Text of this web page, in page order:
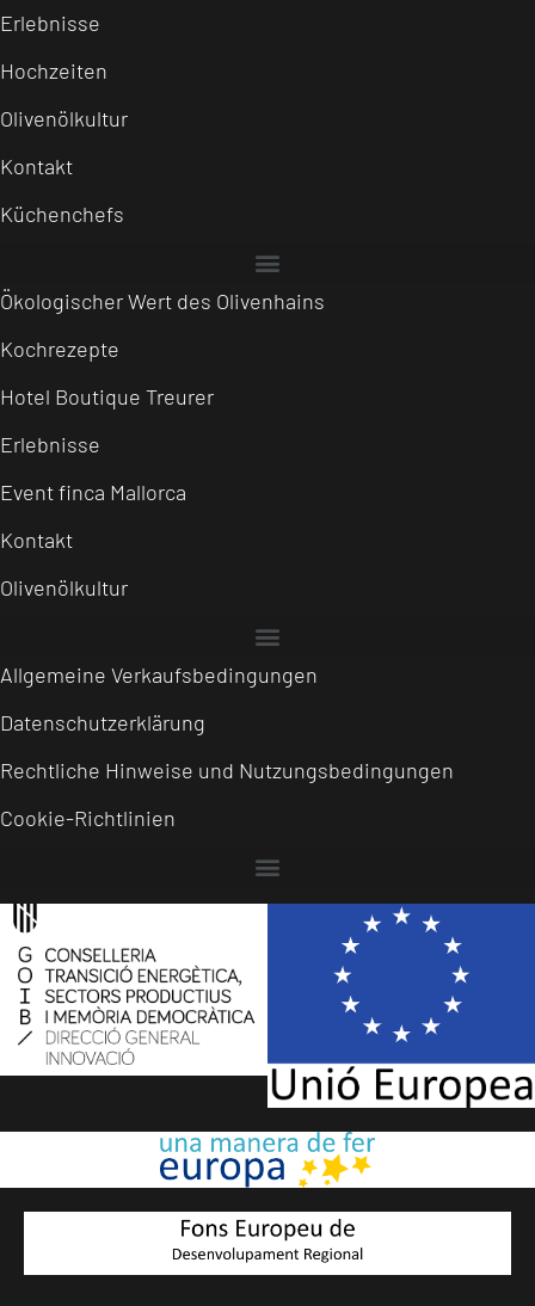
Erlebnisse
Hochzeiten
Olivenölkultur
Kontakt
Küchenchefs
Ökologischer Wert des Olivenhains
Kochrezepte
Hotel Boutique Treurer
Erlebnisse
Event finca Mallorca
Kontakt
Olivenölkultur
Allgemeine Verkaufsbedingungen
Datenschutzerklärung
Rechtliche Hinweise und Nutzungsbedingungen
Cookie-Richtlinien